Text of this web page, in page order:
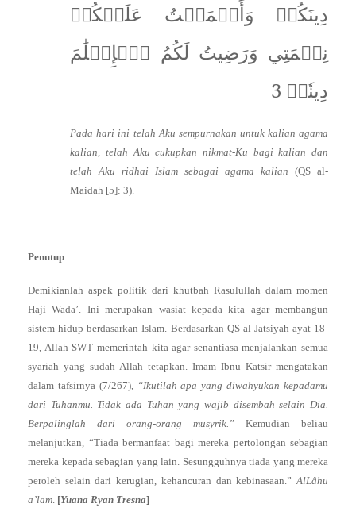
دِينَكُمۡ وَأَتۡمَمۡتُ عَلَيۡكُمۡ
نِعۡمَتِي وَرَضِيتُ لَكُمُ ٱلۡإِسۡلَٰمَ
دِينٗاۚ 3
Pada hari ini telah Aku sempurnakan untuk kalian agama
kalian, telah Aku cukupkan nikmat-Ku bagi kalian dan
telah Aku ridhai Islam sebagai agama kalian(QS al-
Maidah [5]: 3).
Penutup
Demikianlah aspek politik dari khutbah Rasulullah dalam momen
Haji Wada’. Ini merupakan wasiat kepada kita agar membangun
sistem hidup berdasarkan Islam. Berdasarkan QS al-Jatsiyah ayat 18-
19, Allah SWT memerintah kita agar senantiasa menjalankan semua
syariah yang sudah Allah tetapkan. Imam Ibnu Katsir mengatakan
dalam tafsirnya (7/267), “Ikutilah apa yang diwahyukan kepadamu
dari Tuhanmu. Tidak ada Tuhan yang wajib disembah selain Dia.
Berpalinglah dari orang-orang musyrik.” Kemudian beliau
melanjutkan, “Tiada bermanfaat bagi mereka pertolongan sebagian
mereka kepada sebagian yang lain. Sesungguhnya tiada yang mereka
peroleh selain dari kerugian, kehancuran dan kebinasaan.”AlLâhu
a’lam. [Yuana Ryan Tresna]